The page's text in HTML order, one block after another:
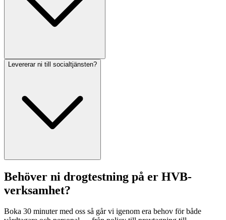
Levererar ni till socialtjänsten?
Behöver ni drogtestning på er HVB-
verksamhet?
Boka 30 minuter med oss så går vi igenom era behov för både